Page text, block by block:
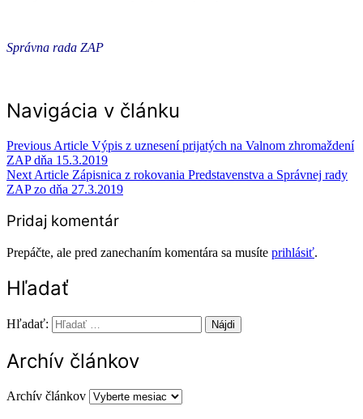
Správna rada ZAP
Navigácia v článku
Previous Article Výpis z uznesení prijatých na Valnom zhromaždení
ZAP dňa 15.3.2019
Next Article Zápisnica z rokovania Predstavenstva a Správnej rady
ZAP zo dňa 27.3.2019
Pridaj komentár
Prepáčte, ale pred zanechaním komentára sa musíte prihlásiť.
Hľadať
Hľadať:
Archív článkov
Archív článkov